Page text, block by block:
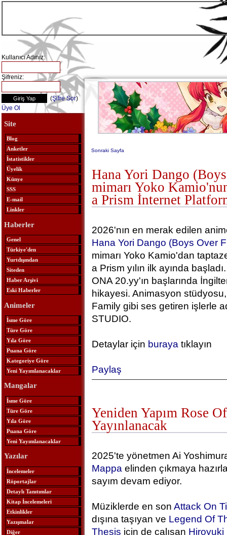
Kullanıcı Adınız:
Şifreniz:
(Şifre Sor)
Üye Ol
Site
Blog
Anketler
İstatistikler
Üyelik
Künye
SSS
E-mail
Linkler
Haberler
Genel
Türkiye'den
Yurtdışından
Siteden
Haber Arşivi
Eski Haberler
Animeler
İsme Göre
Türe Göre
Yıla Göre
Puana Göre
Kategoriye Göre
Yeni Yayımlanacaklar
Mangalar
İsme Göre
Türe Göre
Yıla Göre
Puana Göre
Yeni Yayımlanacaklar
Yazılar
İncelemeler
Röportajlar
Detaylı Tanıtımlar
Kitap İncelemeleri
Etkinlikler
Yazışmalar
Diğer
Sonraki Sayfa
Hana Yori Dango
mimarı Yoko
a Prism İnternet
2026'nın en merak edilen
Hana Yori Dango (Boys Over
mimarı Yoko Kamio'dan
a Prism yılın ilk ayında
ONA 20.yy'ın başlarında
hikayesi. Animasyon
Family gibi ses getiren işlerle
STUDIO.
Detaylar için buraya tıklayın
Paylaş
Yeniden Yapım Rose
Yayınlanacak
2025'te yönetmen Ai
Mappa elinden çıkmaya
sayım devam ediyor.
Müziklerde en son Attack On
dışına taşıyan ve Legend Of
Thesis için de çalışan Hiroyuki